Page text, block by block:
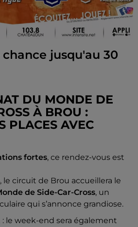
jusqu'au 30
DU MONDE DE
À BROU :
PLACES AVEC
fortes, ce rendez-vous est
, le circuit de Brou accueillera le
de Side-Car-Cross, un
qui s’annonce grandiose.
: le week-end sera également